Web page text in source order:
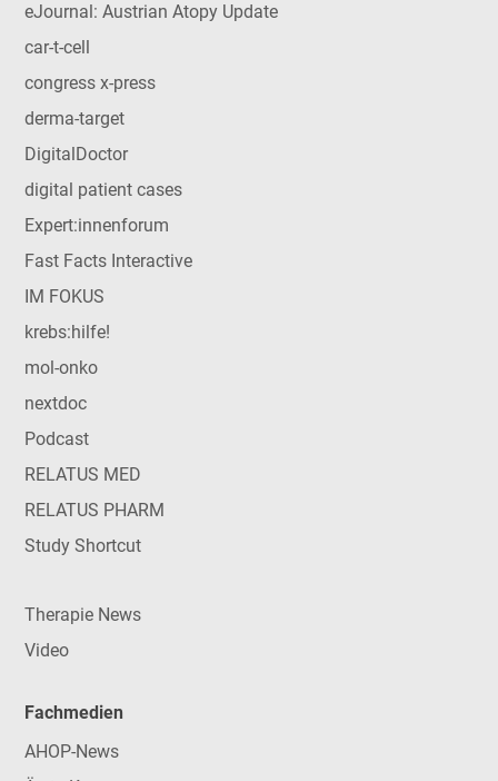
eJournal: Austrian Atopy Update
car-t-cell
congress x-press
derma-target
DigitalDoctor
digital patient cases
Expert:innenforum
Fast Facts Interactive
IM FOKUS
krebs:hilfe!
mol-onko
nextdoc
Podcast
RELATUS MED
RELATUS PHARM
Study Shortcut
Therapie News
Video
Fachmedien
AHOP-News